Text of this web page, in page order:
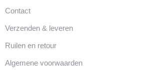
Contact
Verzenden & leveren
Ruilen en retour
Algemene voorwaarden